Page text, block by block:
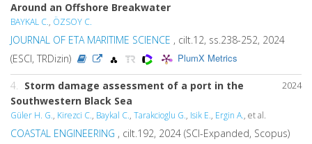
Around an Offshore Breakwater
BAYKAL C., ÖZSOY C.
JOURNAL OF ETA MARITIME SCIENCE , cilt.12, ss.238-252, 2024
(ESCI, TRDizin)
PlumX Metrics
2024
4. Storm damage assessment of a port in the
Southwestern Black Sea
Güler H. G., Kirezci C., Baykal C., Tarakcioglu G., Isik E., Ergin A., et al.
COASTAL ENGINEERING , cilt.192, 2024 (SCI-Expanded, Scopus)